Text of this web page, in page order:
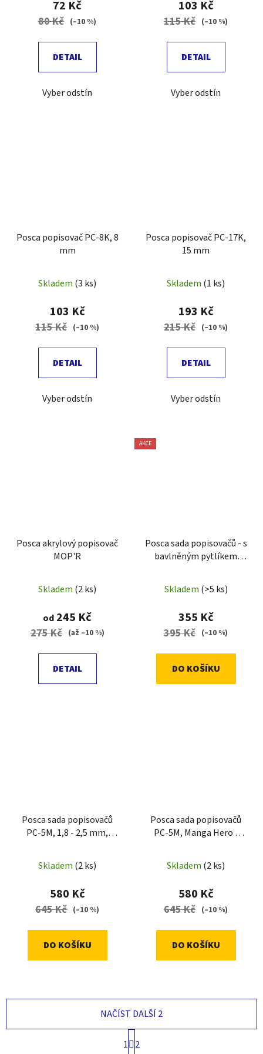
72 Kč
80 Kč (–10 %)
DETAIL
Vyber odstín
103 Kč
115 Kč (–10 %)
DETAIL
Vyber odstín
Posca popisovač PC-8K, 8
mm
Skladem (3 ks)
103 Kč
115 Kč (–10 %)
DETAIL
Vyber odstín
Posca popisovač PC-17K,
15 mm
Skladem (1 ks)
193 Kč
215 Kč (–10 %)
DETAIL
Vyber odstín
Posca akrylový popisovač
MOP'R
Skladem (2 ks)
od 245 Kč
275 Kč (až –10 %)
DETAIL
AKCE
Posca sada popisovačů - s
bavlněným pytlíkem
Skladem (>5 ks)
355 Kč
395 Kč (–10 %)
DO KOŠÍKU
Posca sada popisovačů
PC-5M, 1,8 - 2,5 mm,
Skladem (2 ks)
580 Kč
645 Kč (–10 %)
DO KOŠÍKU
Posca sada popisovačů
PC-5M, Manga Hero -
barev (8 ks)
Skladem (2 ks)
580 Kč
645 Kč (–10 %)
DO KOŠÍKU
NAČÍST DALŠÍ 2
S
t
1
2